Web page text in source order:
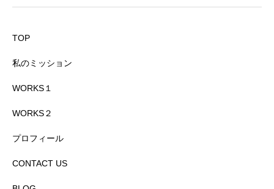
TOP
私のミッション
WORKS１
WORKS２
プロフィール
CONTACT US